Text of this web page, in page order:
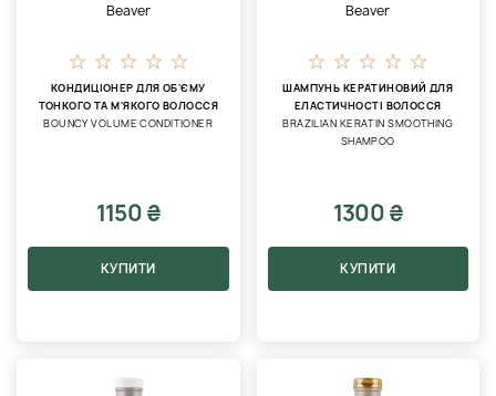
Beaver
КОНДИЦІОНЕР ДЛЯ ОБ'ЄМУ
ТОНКОГО ТА М'ЯКОГО ВОЛОССЯ
BOUNCY VOLUME CONDITIONER
1150 ₴
КУПИТИ
Beaver
ШАМПУНЬ КЕРАТИНОВИЙ ДЛЯ
ЕЛАСТИЧНОСТІ ВОЛОССЯ
BRAZILIAN KERATIN SMOOTHING
SHAMPOO
1300 ₴
КУПИТИ